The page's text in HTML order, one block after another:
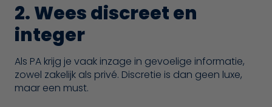
2. Wees discreet en
integer
Als PA krijg je vaak inzage in gevoelige informatie,
zowel zakelijk als privé. Discretie is dan geen luxe,
maar een must.